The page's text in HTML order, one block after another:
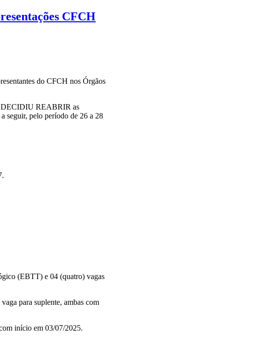
CFCH
do CFCH nos Órgãos
DECIDIU REABRIR as
seguir, pelo período de 26 a 28
(EBTT) e 04 (quatro) vagas
para suplente, ambas com
início em 03/07/2025.